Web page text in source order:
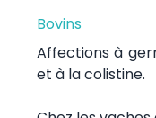
Bovins
Affections à
et à la colistine.